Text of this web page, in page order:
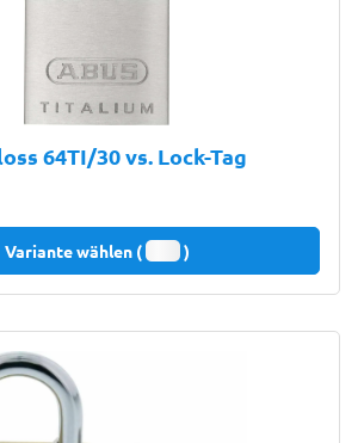
64TI/30 vs. Lock-Tag
Variante wählen ( )